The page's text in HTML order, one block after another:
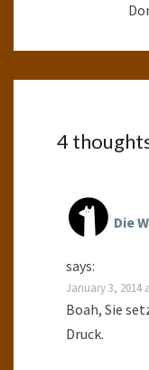
4
Die
says:
January 3, 2014
Boah, Sie
Druck.